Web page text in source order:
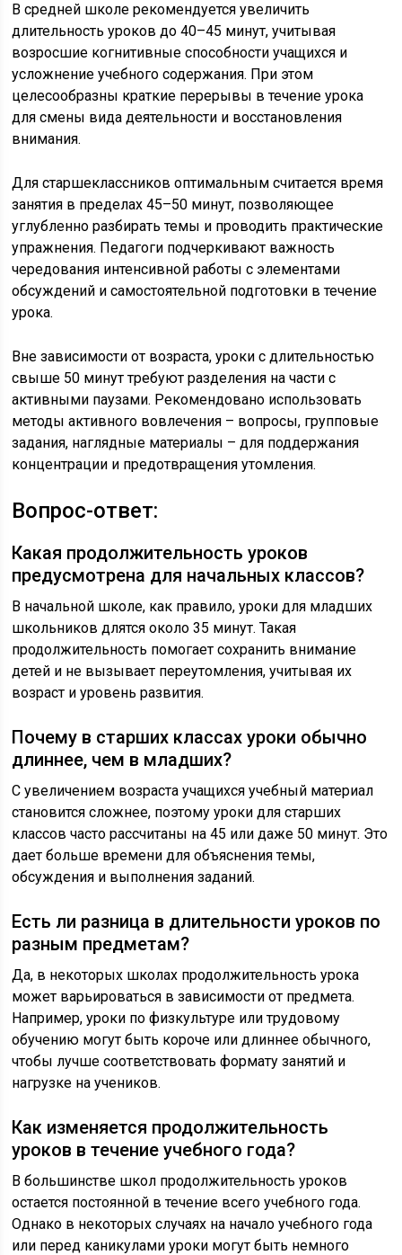
В средней школе рекомендуется увеличить
длительность уроков до 40–45 минут, учитывая
возросшие когнитивные способности учащихся и
усложнение учебного содержания. При этом
целесообразны краткие перерывы в течение урока
для смены вида деятельности и восстановления
внимания.
Для старшеклассников оптимальным считается время
занятия в пределах 45–50 минут, позволяющее
углубленно разбирать темы и проводить практические
упражнения. Педагоги подчеркивают важность
чередования интенсивной работы с элементами
обсуждений и самостоятельной подготовки в течение
урока.
Вне зависимости от возраста, уроки с длительностью
свыше 50 минут требуют разделения на части с
активными паузами. Рекомендовано использовать
методы активного вовлечения – вопросы, групповые
задания, наглядные материалы – для поддержания
концентрации и предотвращения утомления.
Вопрос-ответ:
Какая продолжительность уроков
предусмотрена для начальных классов?
В начальной школе, как правило, уроки для младших
школьников длятся около 35 минут. Такая
продолжительность помогает сохранить внимание
детей и не вызывает переутомления, учитывая их
возраст и уровень развития.
Почему в старших классах уроки обычно
длиннее, чем в младших?
С увеличением возраста учащихся учебный материал
становится сложнее, поэтому уроки для старших
классов часто рассчитаны на 45 или даже 50 минут. Это
дает больше времени для объяснения темы,
обсуждения и выполнения заданий.
Есть ли разница в длительности уроков по
разным предметам?
Да, в некоторых школах продолжительность урока
может варьироваться в зависимости от предмета.
Например, уроки по физкультуре или трудовому
обучению могут быть короче или длиннее обычного,
чтобы лучше соответствовать формату занятий и
нагрузке на учеников.
Как изменяется продолжительность
уроков в течение учебного года?
В большинстве школ продолжительность уроков
остается постоянной в течение всего учебного года.
Однако в некоторых случаях на начало учебного года
или перед каникулами уроки могут быть немного